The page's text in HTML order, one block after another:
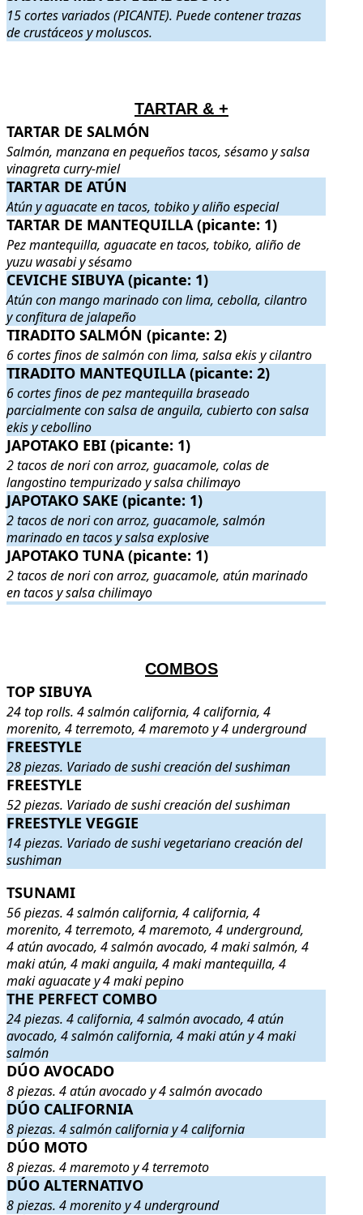
15 cortes variados (PICANTE). Puede contener trazas
de crustáceos y moluscos.
TARTAR & +
TARTAR DE SALMÓN . Salmón, manzana en pequeños tacos,
TARTAR DE SALMÓN
Salmón, manzana en pequeños tacos, sésamo y salsa
vinagreta curry-miel
TARTAR DE ATÚN . Atún y aguacate en tacos, tobiko y aliño
TARTAR DE ATÚN
Atún y aguacate en tacos, tobiko y aliño especial
TARTAR DE MANTEQUILLA (picante: 1) . Pez mantequilla,
TARTAR DE MANTEQUILLA (picante: 1)
Pez mantequilla, aguacate en tacos, tobiko, aliño de
yuzu wasabi y sésamo
CEVICHE SIBUYA (picante: 1) . Atún con mango marinado con
CEVICHE SIBUYA (picante: 1)
Atún con mango marinado con lima, cebolla, cilantro
y confitura de jalapeño
TIRADITO SALMÓN (picante: 2) . 6 cortes finos de salmón con
TIRADITO SALMÓN (picante: 2)
6 cortes finos de salmón con lima, salsa ekis y cilantro
TIRADITO MANTEQUILLA (picante: 2) . 6 cortes finos de pez
TIRADITO MANTEQUILLA (picante: 2)
6 cortes finos de pez mantequilla braseado
parcialmente con salsa de anguila, cubierto con salsa
ekis y cebollino
JAPOTAKO EBI (picante: 1) . 2 tacos de nori con arroz,
JAPOTAKO EBI (picante: 1)
2 tacos de nori con arroz, guacamole, colas de
langostino tempurizado y salsa chilimayo
JAPOTAKO SAKE (picante: 1) . 2 tacos de nori con arroz,
JAPOTAKO SAKE (picante: 1)
2 tacos de nori con arroz, guacamole, salmón
marinado en tacos y salsa explosive
JAPOTAKO TUNA (picante: 1) . 2 tacos de nori con arroz,
JAPOTAKO TUNA (picante: 1)
2 tacos de nori con arroz, guacamole, atún marinado
en tacos y salsa chilimayo
..
COMBOS
TOP SIBUYA . 24 top rolls. 4 salmón california, 4 california, 4
TOP SIBUYA
24 top rolls. 4 salmón california, 4 california, 4
morenito, 4 terremoto, 4 maremoto y 4 underground
FREESTYLE
FREESTYLE
28 piezas. Variado de sushi creación del sushiman
FREESTYLE
FREESTYLE
52 piezas. Variado de sushi creación del sushiman
FREESTYLE VEGGIE . 14 piezas. Variado de sushi vegetariano
FREESTYLE VEGGIE
14 piezas. Variado de sushi vegetariano creación del
sushiman
TSUNAMI . 56 piezas. 4 salmón california, 4 california, 4
TSUNAMI
56 piezas. 4 salmón california, 4 california, 4
morenito, 4 terremoto, 4 maremoto, 4 underground,
4 atún avocado, 4 salmón avocado, 4 maki salmón, 4
maki atún, 4 maki anguila, 4 maki mantequilla, 4
maki aguacate y 4 maki pepino
THE PERFECT COMBO . 24 piezas. 4 california, 4 salmón
THE PERFECT COMBO
24 piezas. 4 california, 4 salmón avocado, 4 atún
avocado, 4 salmón california, 4 maki atún y 4 maki
salmón
DÚO AVOCADO . 8 piezas. 4 atún avocado y 4 salmón avocado
DÚO AVOCADO
8 piezas. 4 atún avocado y 4 salmón avocado
DÚO CALIFORNIA . 8 piezas. 4 salmón california y 4 california
DÚO CALIFORNIA
8 piezas. 4 salmón california y 4 california
DÚO MOTO . 8 piezas. 4 maremoto y 4 terremoto
DÚO MOTO
8 piezas. 4 maremoto y 4 terremoto
DÚO ALTERNATIVO . 8 piezas. 4 morenito y 4 underground
DÚO ALTERNATIVO
8 piezas. 4 morenito y 4 underground